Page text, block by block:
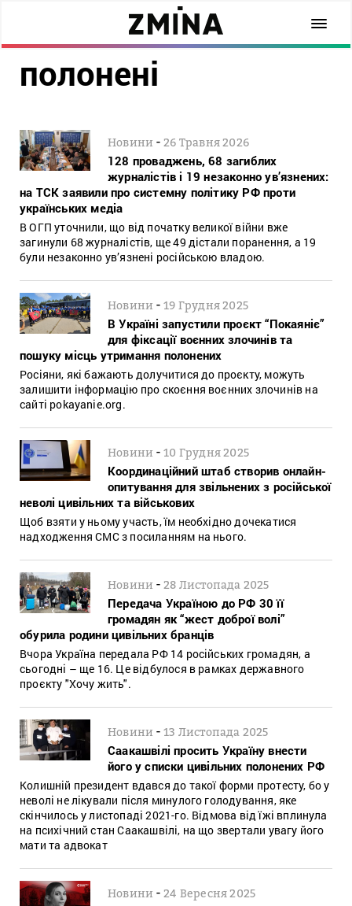
полонені
Новини -26 Травня 2026
128 проваджень, 68 загиблих
журналістів і 19 незаконно ув’язнених:
на ТСК заявили про системну політику РФ проти
українських медіа
В ОГП уточнили, що від початку великої війни вже
загинули 68 журналістів, ще 49 дістали поранення, а 19
були незаконно ув’язнені російською владою.
Новини -19 Грудня 2025
В Україні запустили проєкт “Покаяніє”
для фіксації воєнних злочинів та
пошуку місць утримання полонених
Росіяни, які бажають долучитися до проєкту, можуть
залишити інформацію про скоєння воєнних злочинів на
сайті pokayanie.org.
Новини -10 Грудня 2025
Координаційний штаб створив онлайн-
опитування для звільнених з російської
неволі цивільних та військових
Щоб взяти у ньому участь, їм необхідно дочекатися
надходження СМС з посиланням на нього.
Новини -28 Листопада 2025
Передача Україною до РФ 30 її
громадян як “жест доброї волі”
обурила родини цивільних бранців
Вчора Україна передала РФ 14 російських громадян, а
сьогодні – ще 16. Це відбулося в рамках державного
проєкту "Хочу жить".
Новини -13 Листопада 2025
Саакашвілі просить Україну внести
його у списки цивільних полонених РФ
Колишній президент вдався до такої форми протесту, бо у
неволі не лікували після минулого голодування, яке
скінчилось у листопаді 2021-го. Відмова від їжі вплинула
на психічний стан Саакашвілі, на що звертали увагу його
мати та адвокат
Новини -24 Вересня 2025